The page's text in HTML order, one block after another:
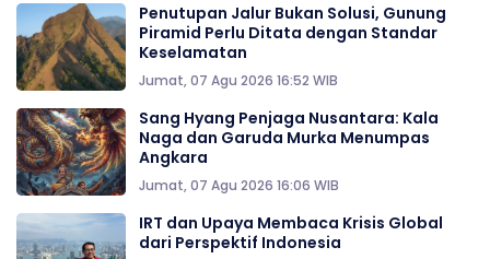
Penutupan Jalur Bukan Solusi, Gunung
Piramid Perlu Ditata dengan Standar
Keselamatan
Jumat, 07 Agu 2026 16:52 WIB
Sang Hyang Penjaga Nusantara: Kala
Naga dan Garuda Murka Menumpas
Angkara
Jumat, 07 Agu 2026 16:06 WIB
IRT dan Upaya Membaca Krisis Global
dari Perspektif Indonesia